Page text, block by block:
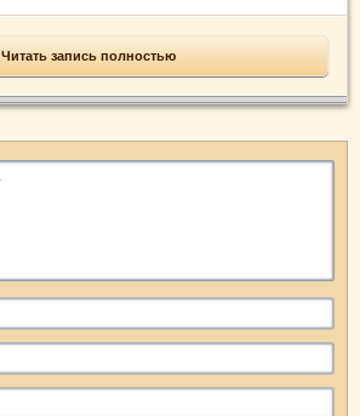
Читать запись полностью